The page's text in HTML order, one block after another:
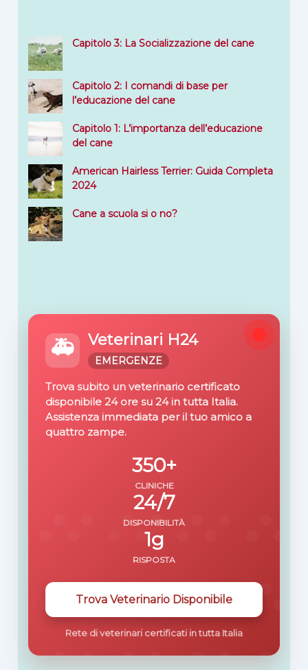
Capitolo 3: La Socializzazione del cane
Capitolo 2: I comandi di base per
l’educazione del cane
Capitolo 1: L’importanza dell’educazione
del cane
American Hairless Terrier: Guida Completa
2024
Cane a scuola si o no?
🚑 Veterinari H24
EMERGENZE
Trova subito un veterinario certificato
disponibile 24 ore su 24 in tutta Italia.
Assistenza immediata per il tuo amico a
quattro zampe.
350+
CLINICHE
24/7
DISPONIBILITÀ
1g
RISPOSTA
Trova Veterinario Disponibile
Rete di veterinari certificati in tutta Italia